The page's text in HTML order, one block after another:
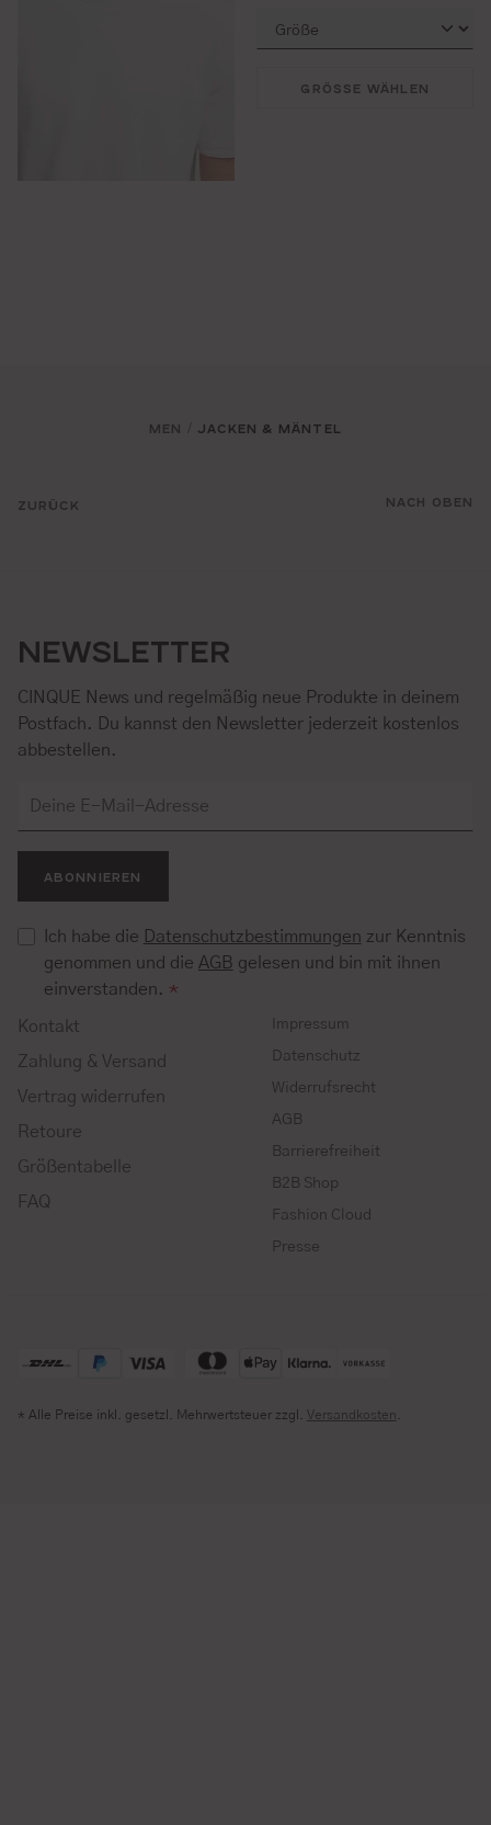
GRÖSSE WÄHLEN
ZURÜCK
MEN JACKEN & MÄNTEL
NACH OBEN
NEWSLETTER
CINQUE News und regelmäßig neue Produkte in deinem
Postfach. Du kannst den Newsletter jederzeit kostenlos
abbestellen.
ABONNIEREN
Ich habe die Datenschutzbestimmungen zur Kenntnis
genommen und die AGB gelesen und bin mit ihnen
einverstanden. *
Kontakt
Zahlung & Versand
Vertrag widerrufen
Retoure
Größentabelle
FAQ
Impressum
Datenschutz
Widerrufsrecht
AGB
Barrierefreiheit
B2B Shop
Fashion Cloud
Presse
* Alle Preise inkl. gesetzl. Mehrwertsteuer zzgl. Versandkosten